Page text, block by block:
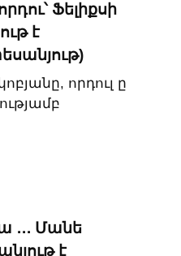
Ֆելիքսի
է
որդուլ ը
․․․ Մանե
է